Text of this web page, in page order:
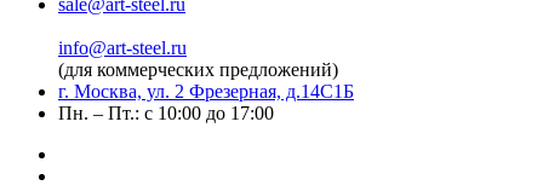
sale@art-steel.ru
info@art-steel.ru
(для коммерческих предложений)
г. Москва, ул. 2 Фрезерная, д.14С1Б
Пн. – Пт.: с 10:00 до 17:00